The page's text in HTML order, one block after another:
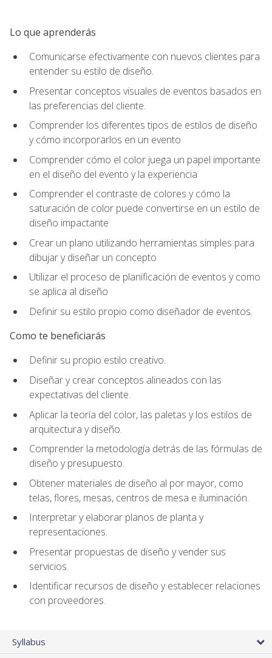
Lo que aprenderás
Comunicarse efectivamente con nuevos clientes para
entender su estilo de diseño.
Presentar conceptos visuales de eventos basados en
las preferencias del cliente.
Comprender los diferentes tipos de estilos de diseño
y cómo incorporarlos en un evento
Comprender cómo el color juega un papel importante
en el diseño del evento y la experiencia
Comprender el contraste de colores y cómo la
saturación de color puede convertirse en un estilo de
diseño impactante
Crear un plano utilizando herramientas simples para
dibujar y diseñar un concepto
Utilizar el proceso de planificación de eventos y como
se aplica al diseño
Definir su estilo propio como diseñador de eventos.
Como te beneficiarás
Definir su propio estilo creativo.
Diseñar y crear conceptos alineados con las
expectativas del cliente.
Aplicar la teoría del color, las paletas y los estilos de
arquitectura y diseño.
Comprender la metodología detrás de las fórmulas de
diseño y presupuesto.
Obtener materiales de diseño al por mayor, como
telas, flores, mesas, centros de mesa e iluminación.
Interpretar y elaborar planos de planta y
representaciones.
Presentar propuestas de diseño y vender sus
servicios.
Identificar recursos de diseño y establecer relaciones
con proveedores.
Syllabus